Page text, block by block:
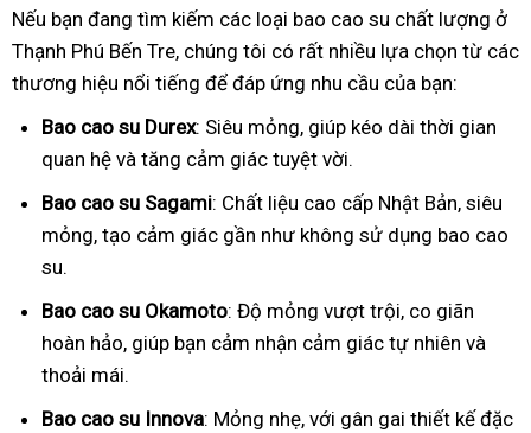
Nếu bạn đang tìm kiếm các loại bao cao su chất lượng ở
Thạnh Phú Bến Tre, chúng tôi có rất nhiều lựa chọn từ các
thương hiệu nổi tiếng để đáp ứng nhu cầu của bạn:
Bao cao su Durex: Siêu mỏng, giúp kéo dài thời gian
quan hệ và tăng cảm giác tuyệt vời.
Bao cao su Sagami: Chất liệu cao cấp Nhật Bản, siêu
mỏng, tạo cảm giác gần như không sử dụng bao cao
su.
Bao cao su Okamoto: Độ mỏng vượt trội, co giãn
hoàn hảo, giúp bạn cảm nhận cảm giác tự nhiên và
thoải mái.
Bao cao su Innova: Mỏng nhẹ, với gân gai thiết kế đặc